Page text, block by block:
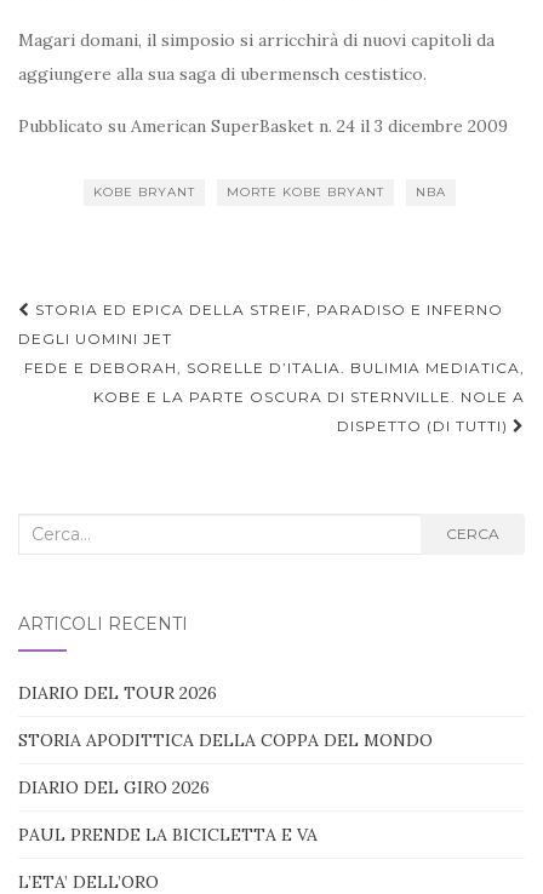
Magari domani, il simposio si arricchirà di nuovi capitoli da
aggiungere alla sua saga di ubermensch cestistico.
Pubblicato su American SuperBasket n. 24 il 3 dicembre 2009
KOBE BRYANT MORTE KOBE BRYANT NBA
Navigazione
articoli
STORIA ED EPICA DELLA STREIF, PARADISO E INFERNO
DEGLI UOMINI JET
FEDE E DEBORAH, SORELLE D’ITALIA. BULIMIA MEDIATICA,
KOBE E LA PARTE OSCURA DI STERNVILLE. NOLE A
DISPETTO (DI TUTTI)
Cerca
CERCA
ARTICOLI RECENTI
DIARIO DEL TOUR 2026
STORIA APODITTICA DELLA COPPA DEL MONDO
DIARIO DEL GIRO 2026
PAUL PRENDE LA BICICLETTA E VA
L’ETA’ DELL’ORO